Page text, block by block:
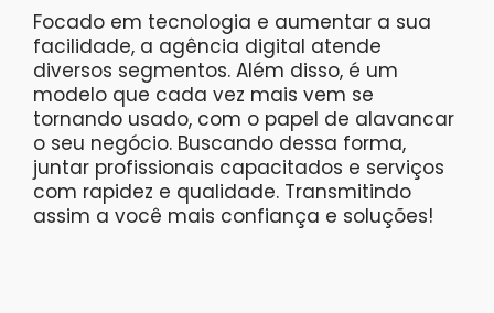
Focado em tecnologia e aumentar a sua
facilidade, a agência digital atende
diversos segmentos. Além disso, é um
modelo que cada vez mais vem se
tornando usado, com o papel de alavancar
o seu negócio. Buscando dessa forma,
juntar profissionais capacitados e serviços
com rapidez e qualidade. Transmitindo
assim a você mais confiança e soluções!